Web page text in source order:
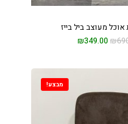
מעוצב ביל בייז
₪
₪349.00
מבצע!